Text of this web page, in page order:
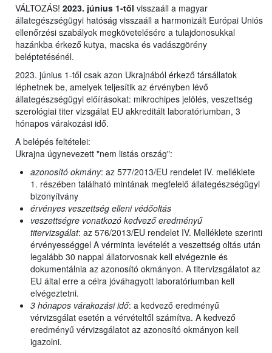
VÁLTOZÁS! 2023. június 1-től visszaáll a magyar
állategészségügyi hatóság visszaáll a harmonizált Európai Uniós
ellenőrzési szabályok megkövetelésére a tulajdonosukkal
hazánkba érkező kutya, macska és vadászgörény
beléptetésénél.
2023. június 1-től csak azon Ukrajnából érkező társállatok
léphetnek be, amelyek teljesítik az érvényben lévő
állategészségügyi előírásokat: mikrochipes jelölés, veszettség
szerológiai titer vizsgálat EU akkreditált laboratóriumban, 3
hónapos várakozási idő.
A belépés feltételei:
Ukrajna úgynevezett "nem listás ország":
azonosító okmány: az 577/2013/EU rendelet IV. melléklete
1. részében található mintának megfelelő állategészségügyi
bizonyítvány
érvényes veszettség elleni védőoltás
veszettségre vonatkozó kedvező eredményű
titervizsgálat: az 576/2013/EU rendelet IV. Melléklete szerinti
érvényességgel A vérminta levételét a veszettség oltás után
legalább 30 nappal állatorvosnak kell elvégeznie és
dokumentálnia az azonosító okmányon. A titervizsgálatot az
EU által erre a célra jóváhagyott laboratóriumban kell
elvégeztetni.
3 hónapos várakozási idő: a kedvező eredményű
vérvizsgálat esetén a vérvételtől számítva. A kedvező
eredményű vérvizsgálatot az azonosító okmányon kell
igazolni.